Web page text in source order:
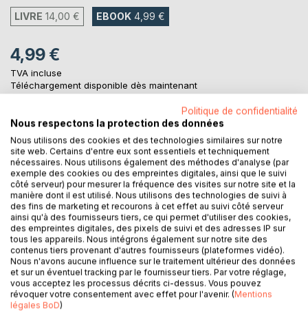
LIVRE 14,00 € EBOOK 4,99 €
4,99 €
TVA incluse
Téléchargement disponible dès maintenant
AJOUTER AU PANIER
Ajouter à ma liste d'envies
Laisser un avis
DESCRIPTION
Politique de confidentialité
Nous respectons la protection des données
Nous utilisons des cookies et des technologies similaires sur notre
site web. Certains d'entre eux sont essentiels et techniquement
nécessaires. Nous utilisons également des méthodes d'analyse (par
exemple des cookies ou des empreintes digitales, ainsi que le suivi
côté serveur) pour mesurer la fréquence des visites sur notre site et la
manière dont il est utilisé. Nous utilisons des technologies de suivi à
des fins de marketing et recourons à cet effet au suivi côté serveur
ainsi qu'à des fournisseurs tiers, ce qui permet d'utiliser des cookies,
des empreintes digitales, des pixels de suivi et des adresses IP sur
tous les appareils. Nous intégrons également sur notre site des
contenus tiers provenant d'autres fournisseurs (plateformes vidéo).
Nous n'avons aucune influence sur le traitement ultérieur des données
et sur un éventuel tracking par le fournisseur tiers. Par votre réglage,
vous acceptez les processus décrits ci-dessus. Vous pouvez
révoquer votre consentement avec effet pour l'avenir. (Mentions
légales BoD)